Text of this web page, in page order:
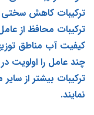
ترکیبات کاهش سختی
ترکیبات محافظ از
کیفیت آب مناطق
چند عامل را اولویت
ترکیبات بیشتر از
نمایند.